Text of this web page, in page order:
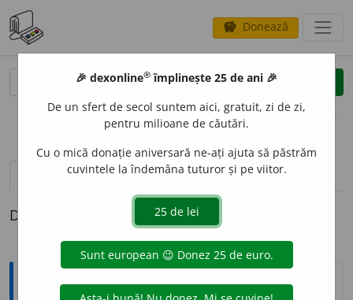
savings Donează
clear
opțiuni
definiții (1)
Definiția cu ID-ul 997882:
Jargon
🎉 dexonline® împlinește 25 de ani 🎉
De un sfert de secol suntem aici, gratuit, zi de zi,
pentru milioane de căutări.
Cu o mică donație aniversară ne-ați ajuta să păstrăm
cuvintele la îndemâna tuturor și pe viitor.